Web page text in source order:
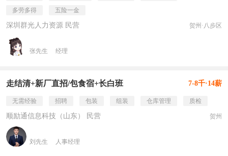
多劳多得
五险一金
深圳群光人力资源 民营 贺州·八步区
张先生 经理
走结清+新厂直招/包食宿+长白班 7-8千·14薪
无需经验 招聘 包装 组装 仓库管理 质检
顺励通信息科技（山东） 民营 贺州
刘先生 人事经理